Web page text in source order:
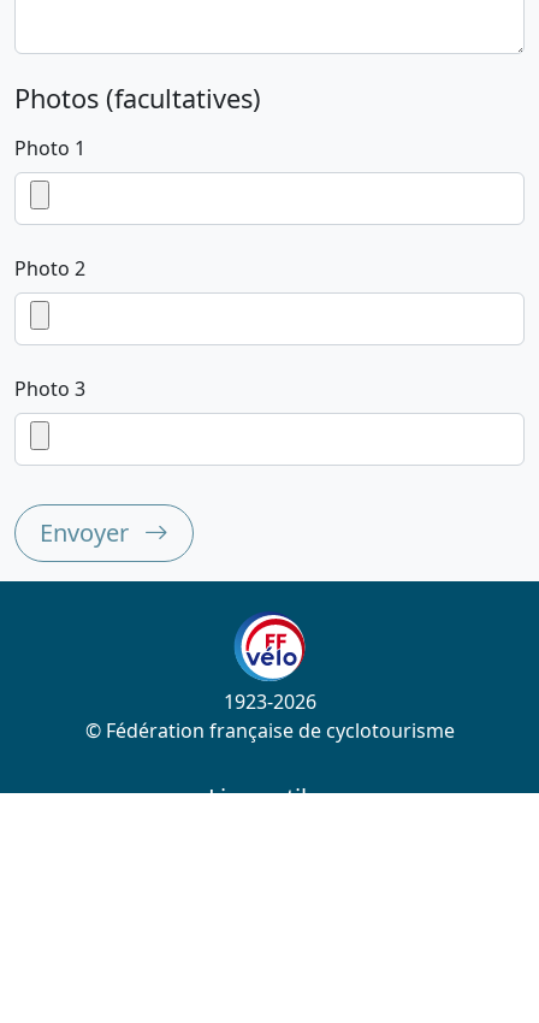
Photos (facultatives)
Photo 1
Photo 2
Photo 3
Envoyer
1923-2026
© Fédération française de cyclotourisme
Liens utiles